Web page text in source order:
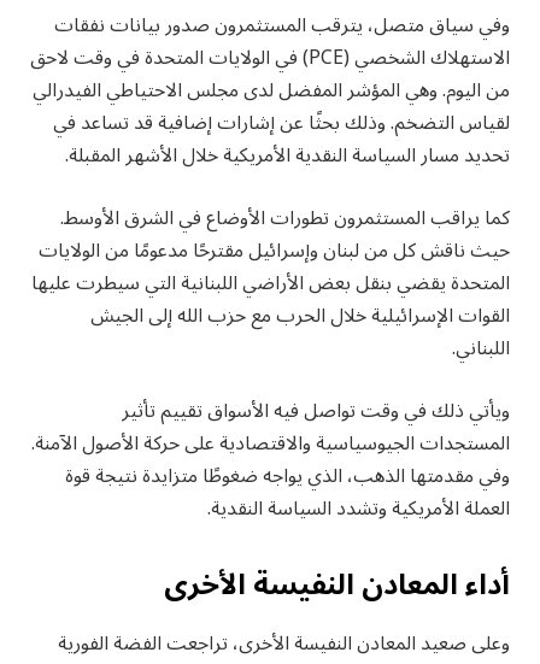
وفي سياق متصل، يترقب المستثمرون صدور بيانات نفقات
الاستهلاك الشخصي (PCE) في الولايات المتحدة في وقت لاحق
من اليوم. وهي المؤشر المفضل لدى مجلس الاحتياطي الفيدرالي
لقياس التضخم. وذلك بحثًا عن إشارات إضافية قد تساعد في
تحديد مسار السياسة النقدية الأمريكية خلال الأشهر المقبلة.
كما يراقب المستثمرون تطورات الأوضاع في الشرق الأوسط.
حيث ناقش كل من لبنان وإسرائيل مقترحًا مدعومًا من الولايات
المتحدة يقضي بنقل بعض الأراضي اللبنانية التي سيطرت عليها
القوات الإسرائيلية خلال الحرب مع حزب الله إلى الجيش
اللبناني.
ويأتي ذلك في وقت تواصل فيه الأسواق تقييم تأثير
المستجدات الجيوسياسية والاقتصادية على حركة الأصول الآمنة.
وفي مقدمتها الذهب، الذي يواجه ضغوطًا متزايدة نتيجة قوة
العملة الأمريكية وتشدد السياسة النقدية.
أداء المعادن النفيسة الأخرى
وعلى صعيد المعادن النفيسة الأخرى، تراجعت الفضة الفورية